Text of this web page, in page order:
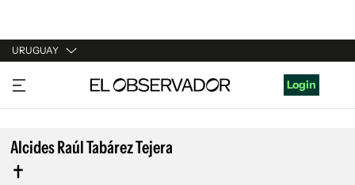
URUGUAY
URUGUAY
ARGENTINA
ESPAÑA
ESTADOS UNIDOS
Login
Alcides Raúl Tabárez Tejera